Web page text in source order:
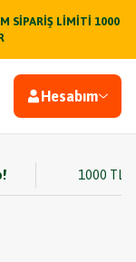
SİPARİŞ LİMİTİ 1000
Hesabım
1000 TL